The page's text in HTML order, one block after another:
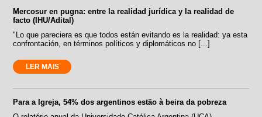
Mercosur en pugna: entre la realidad jurídica y la realidad de
facto (IHU/Adital)
"Lo que pareciera es que todos están evitando es la realidad: ya esta
confrontación, en términos políticos y diplomáticos no [...]
LER MAIS
Para a Igreja, 54% dos argentinos estão à beira da pobreza